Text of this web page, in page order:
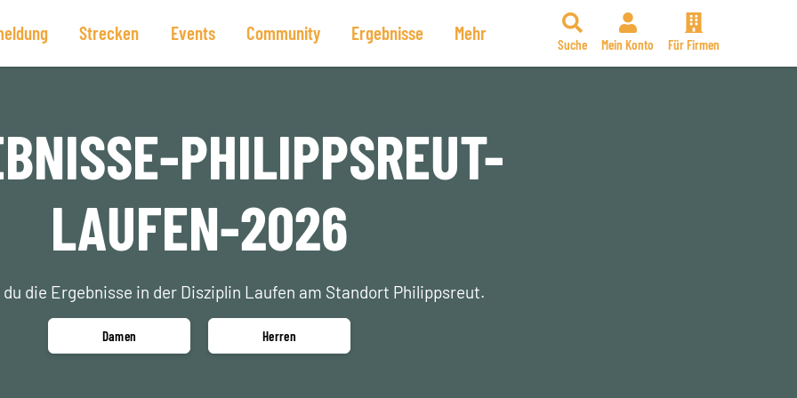
Strecken Events Community Ergebnisse Mehr
Suche Mein Konto Für Firmen
PHILIPPSREUT-
LAUFEN-2026
die Ergebnisse in der Disziplin Laufen am Standort Philippsreut.
Damen Herren